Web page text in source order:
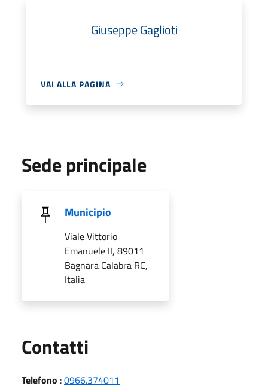
Giuseppe Gaglioti
VAI ALLA PAGINA
Sede principale
Municipio
Viale Vittorio
Emanuele II, 89011
Bagnara Calabra RC,
Italia
Contatti
Telefono :0966.374011